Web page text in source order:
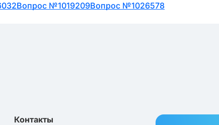
Вопрос №1019209Вопрос №1026578
Контакты